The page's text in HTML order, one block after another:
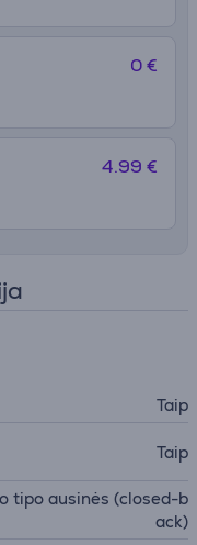
0 €
4.99 €
Taip
Taip
tipo ausinės (closed-b
ack)